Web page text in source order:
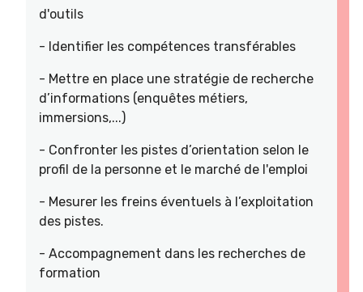
d'outils
- Identifier les compétences transférables
- Mettre en place une stratégie de recherche
d’informations (enquêtes métiers,
immersions,...)
- Confronter les pistes d’orientation selon le
profil de la personne et le marché de l'emploi
- Mesurer les freins éventuels à l’exploitation
des pistes.
- Accompagnement dans les recherches de
formation